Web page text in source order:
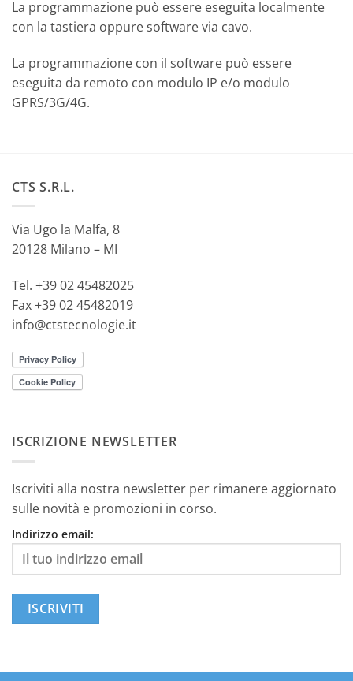
La programmazione può essere eseguita localmente
con la tastiera oppure software via cavo.
La programmazione con il software può essere
eseguita da remoto con modulo IP e/o modulo
GPRS/3G/4G.
CTS S.R.L.
Via Ugo la Malfa, 8
20128 Milano – MI
Tel. +39 02 45482025
Fax +39 02 45482019
info@ctstecnologie.it
ISCRIZIONE NEWSLETTER
Iscriviti alla nostra newsletter per rimanere aggiornato
sulle novità e promozioni in corso.
Indirizzo email: